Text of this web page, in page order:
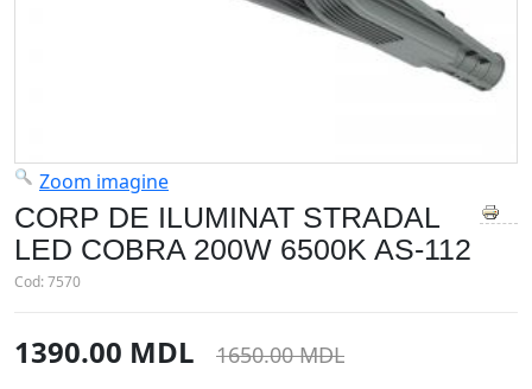
Zoom imagine
CORP DE ILUMINAT STRADAL
LED COBRA 200W 6500K AS-112
Cod:7570
1390.00 MDL 1650.00 MDL